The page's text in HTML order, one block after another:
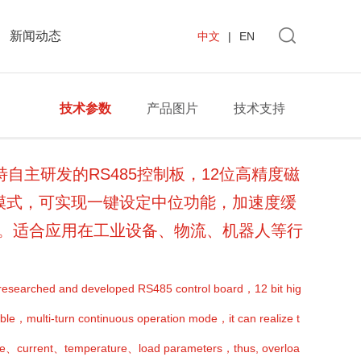
中文 | EN
新闻动态
技术参数 产品图片 技术支持
主研发的RS485控制板，12位高精度磁
，可实现一键设定中位功能，加速度缓
适合应用在工业设备、物流、机器人等行
and developed RS485 control board，12 bit hig
，multi-turn continuous operation mode，it can realize t
current、temperature、load parameters，thus, overloa